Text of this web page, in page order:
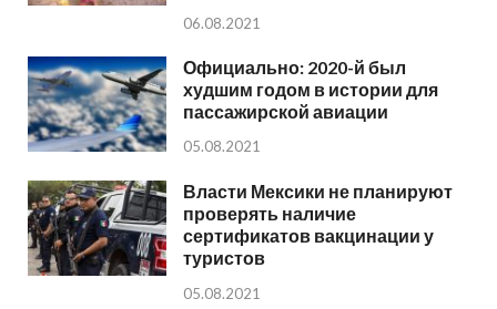
06.08.2021
Официально: 2020-й был
худшим годом в истории для
пассажирской авиации
05.08.2021
Власти Мексики не планируют
проверять наличие
сертификатов вакцинации у
туристов
05.08.2021